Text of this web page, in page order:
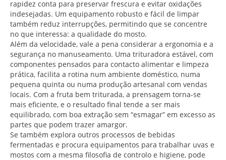
rapidez conta para preservar frescura e evitar oxidações
indesejadas. Um equipamento robusto e fácil de limpar
também reduz interrupções, permitindo que se concentre
no que interessa: a qualidade do mosto.
Além da velocidade, vale a pena considerar a ergonomia e a
segurança no manuseamento. Uma trituradora estável, com
componentes pensados para contacto alimentar e limpeza
prática, facilita a rotina num ambiente doméstico, numa
pequena quinta ou numa produção artesanal com vendas
locais. Com a fruta bem triturada, a prensagem torna-se
mais eficiente, e o resultado final tende a ser mais
equilibrado, com boa extração sem “esmagar” em excesso as
partes que podem trazer amargor.
Se também explora outros processos de bebidas
fermentadas e procura equipamentos para trabalhar uvas e
mostos com a mesma filosofia de controlo e higiene, pode